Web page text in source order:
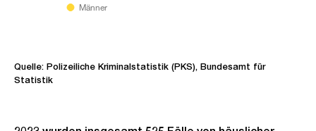
Männer
Quelle: Polizeiliche Kriminalstatistik (PKS), Bundesamt für
Statistik